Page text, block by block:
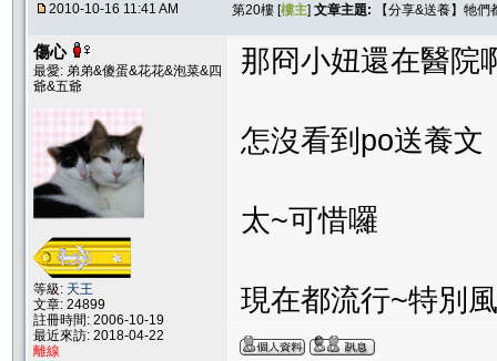
2010-10-16 11:41 AM 第20樓 [樓主] 文章主題: 【分享&送養】牠
傷心
最愛: 弟弟&傻蛋&花花&泡菜&四
爺&五爺
等級: 天王
文章: 24899
註冊時間: 2006-10-19
最近來訪: 2018-04-22
離線
那冏小妞還在醫院
怎沒看到po送養文
太~可惜囉
現在都流行~特別